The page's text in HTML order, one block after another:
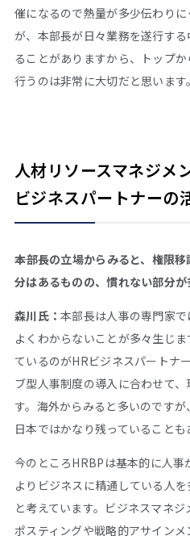
催になるので熱量が多少伝わり
が、本部長が日々業務を遂行す
ることがありますから、トップ
行うのは非常に大切だと思います。
人材リソースマネジメ
ビジネスパートナーの
――本部長の立場からみると、権限
分はあるものの、慣れない部分が
森川氏：本部長は人事の専門家
よくわからないことが多々生じ
ているのがHRビジネスパートナ
ブ型人事制度の導入に合わせて
す。海外からみると多いのです
日本ではかなり残っていることも
今のところHRBPは基本的に人
よりビジネスに精通している人
と考えています。ビジネスマネ
ポスティングや戦略的アサイン